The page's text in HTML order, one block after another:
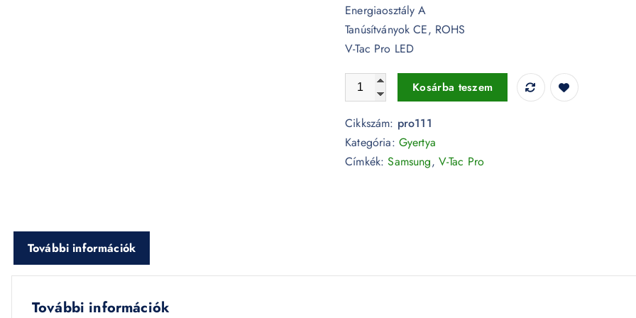
Energiaosztály A
Tanúsítványok CE, ROHS
V-Tac Pro LED
7W LED izzó E14 Gyertya 3000K 5 év garancia - PRO111
Kosárba teszem
Cikkszám: pro111
Kategória: Gyertya
Címkék:Samsung, V-Tac Pro
További információk
További információk